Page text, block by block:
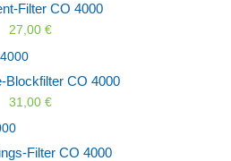
Filter CO 4000
27,00 €
Blockfilter CO 4000
31,00 €
Filter CO 4000